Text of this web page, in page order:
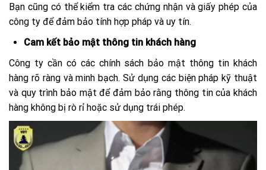
Bạn cũng có thể kiểm tra các chứng nhận và giấy phép của
công ty để đảm bảo tính hợp pháp và uy tín.
Cam kết bảo mật thông tin khách hàng
Công ty cần có các chính sách bảo mật thông tin khách
hàng rõ ràng và minh bạch. Sử dụng các biện pháp kỹ thuật
và quy trình bảo mật để đảm bảo rằng thông tin của khách
hàng không bị rò rỉ hoặc sử dụng trái phép.